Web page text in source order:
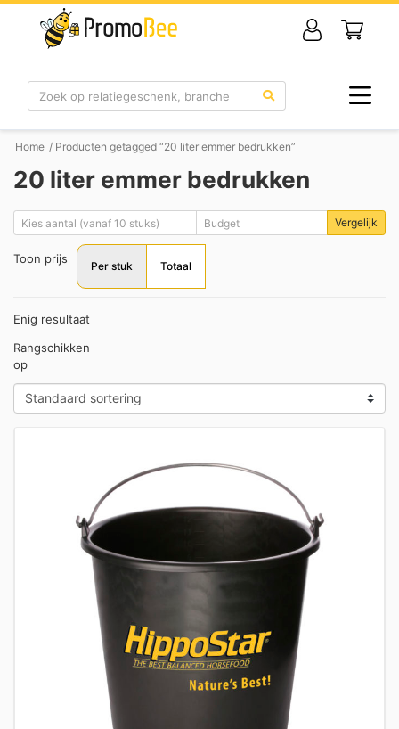
Zoek
Home / Producten getagged “20 liter emmer bedrukken”
20 liter emmer bedrukken
Vergelijk
Toon prijs
Per stuk Totaal
Enig resultaat
Rangschikken
op